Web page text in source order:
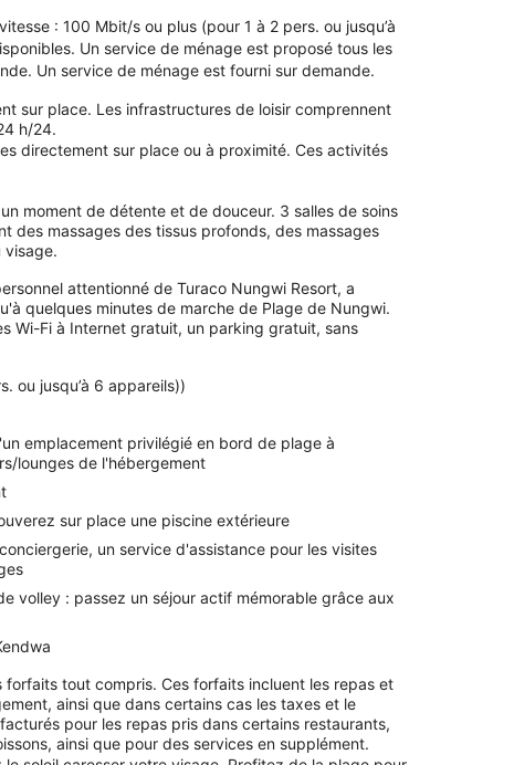
: 100 Mbit/s ou plus (pour 1 à 2 pers. ou jusqu’à
Un service de ménage est proposé tous les
Un service de ménage est fourni sur demande.
sur place. Les infrastructures de loisir comprennent
h/24.
directement sur place ou à proximité. Ces activités
moment de détente et de douceur. 3 salles de soins
des massages des tissus profonds, des massages
visage.
attentionné de Turaco Nungwi Resort, a
quelques minutes de marche de Plage de Nungwi.
Wi-Fi à Internet gratuit, un parking gratuit, sans
ou jusqu’à 6 appareils))
emplacement privilégié en bord de plage à
lounges de l'hébergement
sur place une piscine extérieure
un service d'assistance pour les visites
volley : passez un séjour actif mémorable grâce aux
tout compris. Ces forfaits incluent les repas et
ainsi que dans certains cas les taxes et le
pour les repas pris dans certains restaurants,
ainsi que pour des services en supplément.